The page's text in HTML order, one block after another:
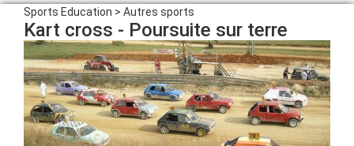
Sports Education > Autres sports
Kart cross - Poursuite sur terre